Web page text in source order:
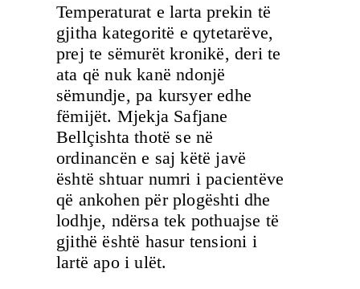
Temperaturat e larta prekin të
gjitha kategoritë e qytetarëve,
prej te sëmurët kronikë, deri te
ata që nuk kanë ndonjë
sëmundje, pa kursyer edhe
fëmijët. Mjekja Safjane
Bellçishta thotë se në
ordinancën e saj këtë javë
është shtuar numri i pacientëve
që ankohen për plogështi dhe
lodhje, ndërsa tek pothuajse të
gjithë është hasur tensioni i
lartë apo i ulët.